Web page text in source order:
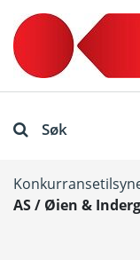
Søk
AS / Øien &